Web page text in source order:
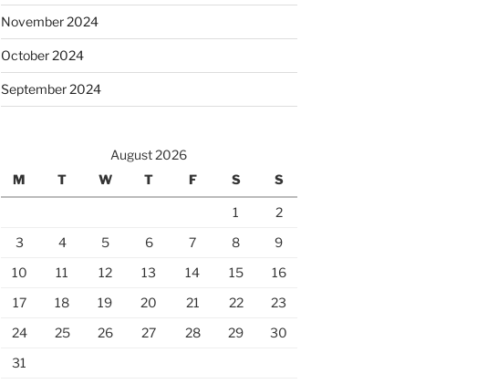
November 2024
October 2024
September 2024
August 2026
M
T W T F S S
1
2
3
4 5 6 7 8
9
10
11 12 13 14 15
16
17
18 19 20 21 22
23
24
25 26 27 28 29
30
31